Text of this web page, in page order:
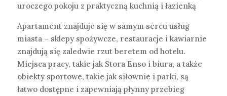
uroczego pokoju z praktyczną kuchnią i łazienką
Apartament znajduje się w samym sercu usług
miasta – sklepy spożywcze, restauracje i kawiarnie
znajdują się zaledwie rzut beretem od hotelu.
Miejsca pracy, takie jak Stora Enso i biura, a także
obiekty sportowe, takie jak siłownie i parki, są
łatwo dostępne i zapewniają płynny przebieg